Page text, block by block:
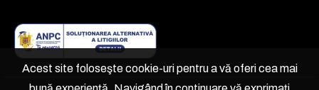
Acest site foloseşte cookie-uri pentru a vă oferi cea mai